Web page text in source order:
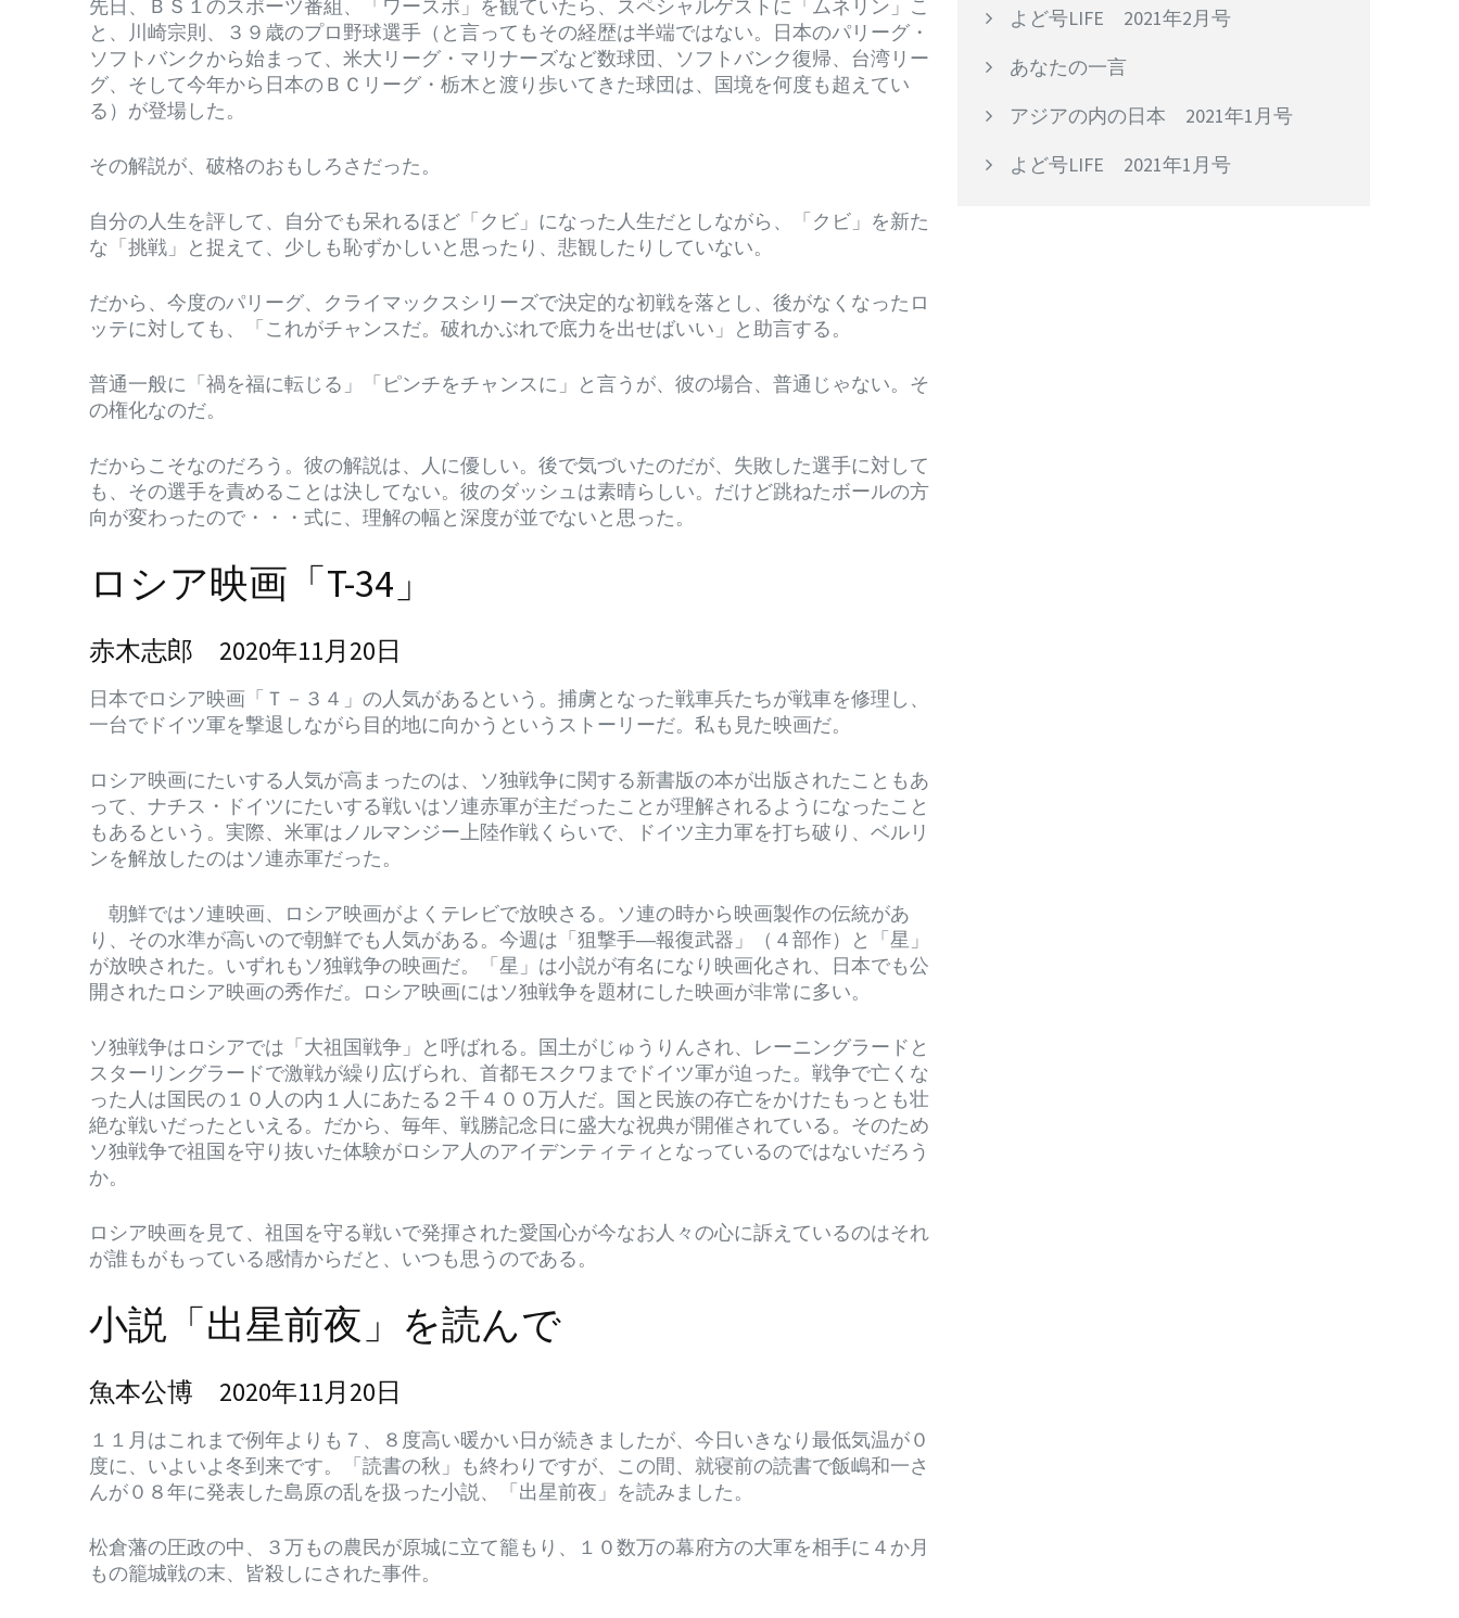
先日、ＢＳ１のスポーツ番組、「ワースポ」を観ていたら、スペシャルゲストに「ムネリン」こ
と、川崎宗則、３９歳のプロ野球選手（と言ってもその経歴は半端ではない。日本のパリーグ・
ソフトバンクから始まって、米大リーグ・マリナーズなど数球団、ソフトバンク復帰、台湾リー
グ、そして今年から日本のＢＣリーグ・栃木と渡り歩いてきた球団は、国境を何度も超えてい
る）が登場した。
その解説が、破格のおもしろさだった。
自分の人生を評して、自分でも呆れるほど「クビ」になった人生だとしながら、「クビ」を新た
な「挑戦」と捉えて、少しも恥ずかしいと思ったり、悲観したりしていない。
だから、今度のパリーグ、クライマックスシリーズで決定的な初戦を落とし、後がなくなったロ
ッテに対しても、「これがチャンスだ。破れかぶれで底力を出せばいい」と助言する。
普通一般に「禍を福に転じる」「ピンチをチャンスに」と言うが、彼の場合、普通じゃない。そ
の権化なのだ。
だからこそなのだろう。彼の解説は、人に優しい。後で気づいたのだが、失敗した選手に対して
も、その選手を責めることは決してない。彼のダッシュは素晴らしい。だけど跳ねたボールの方
向が変わったので・・・式に、理解の幅と深度が並でないと思った。
ロシア映画「T-34」
赤木志郎 2020年11月20日
日本でロシア映画「Ｔ－３４」の人気があるという。捕虜となった戦車兵たちが戦車を修理し、
一台でドイツ軍を撃退しながら目的地に向かうというストーリーだ。私も見た映画だ。
ロシア映画にたいする人気が高まったのは、ソ独戦争に関する新書版の本が出版されたこともあ
って、ナチス・ドイツにたいする戦いはソ連赤軍が主だったことが理解されるようになったこと
もあるという。実際、米軍はノルマンジー上陸作戦くらいで、ドイツ主力軍を打ち破り、ベルリ
ンを解放したのはソ連赤軍だった。
朝鮮ではソ連映画、ロシア映画がよくテレビで放映さる。ソ連の時から映画製作の伝統があ
り、その水準が高いので朝鮮でも人気がある。今週は「狙撃手―報復武器」（４部作）と「星」
が放映された。いずれもソ独戦争の映画だ。「星」は小説が有名になり映画化され、日本でも公
開されたロシア映画の秀作だ。ロシア映画にはソ独戦争を題材にした映画が非常に多い。
ソ独戦争はロシアでは「大祖国戦争」と呼ばれる。国土がじゅうりんされ、レーニングラードと
スターリングラードで激戦が繰り広げられ、首都モスクワまでドイツ軍が迫った。戦争で亡くな
った人は国民の１０人の内１人にあたる２千４００万人だ。国と民族の存亡をかけたもっとも壮
絶な戦いだったといえる。だから、毎年、戦勝記念日に盛大な祝典が開催されている。そのため
ソ独戦争で祖国を守り抜いた体験がロシア人のアイデンティティとなっているのではないだろう
か。
ロシア映画を見て、祖国を守る戦いで発揮された愛国心が今なお人々の心に訴えているのはそれ
が誰もがもっている感情からだと、いつも思うのである。
小説「出星前夜」を読んで
魚本公博 2020年11月20日
１１月はこれまで例年よりも７、８度高い暖かい日が続きましたが、今日いきなり最低気温が０
度に、いよいよ冬到来です。「読書の秋」も終わりですが、この間、就寝前の読書で飯嶋和一さ
んが０８年に発表した島原の乱を扱った小説、「出星前夜」を読みました。
松倉藩の圧政の中、３万もの農民が原城に立て籠もり、１０数万の幕府方の大軍を相手に４か月
もの籠城戦の末、皆殺しにされた事件。
よど号LIFE 2021年2月号
あなたの一言
アジアの内の日本 2021年1月号
よど号LIFE 2021年1月号